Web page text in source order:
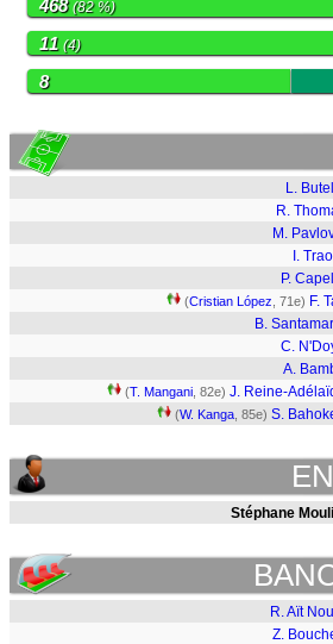
468(82 %)
11 (4)
8
L.
R.
M.
I.
P.
(Cristian López , 71e) F.
B.
C.
A.
(T. Mangani , 82e) J. Reine-
(W. Kanga , 85e) S.
Stéphane
R. Aït
Z.